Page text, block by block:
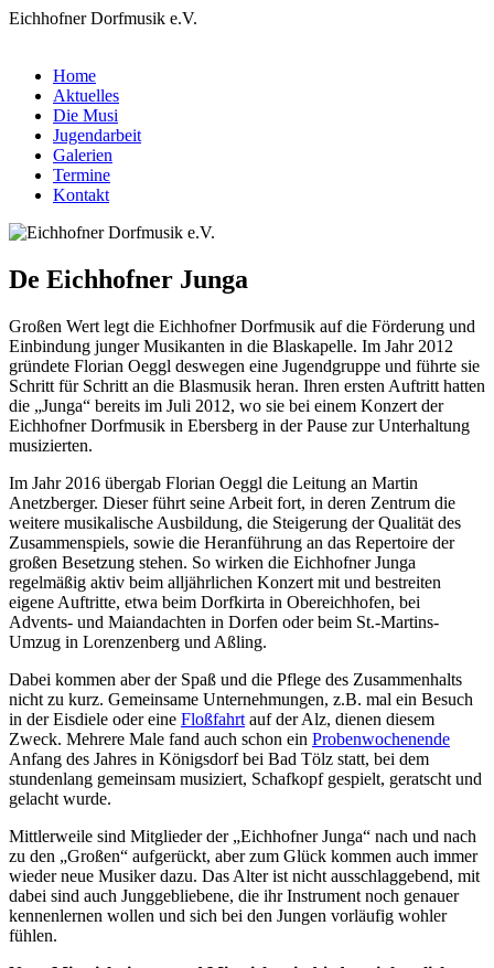
Eichhofner Dorfmusik e.V.
Home
Aktuelles
Die Musi
Jugendarbeit
Galerien
Termine
Kontakt
De Eichhofner Junga
Großen Wert legt die Eichhofner Dorfmusik auf die Förderung und
Einbindung junger Musikanten in die Blaskapelle. Im Jahr 2012
gründete Florian Oeggl deswegen eine Jugendgruppe und führte sie
Schritt für Schritt an die Blasmusik heran. Ihren ersten Auftritt hatten
die „Junga“ bereits im Juli 2012, wo sie bei einem Konzert der
Eichhofner Dorfmusik in Ebersberg in der Pause zur Unterhaltung
musizierten.
Im Jahr 2016 übergab Florian Oeggl die Leitung an Martin
Anetzberger. Dieser führt seine Arbeit fort, in deren Zentrum die
weitere musikalische Ausbildung, die Steigerung der Qualität des
Zusammenspiels, sowie die Heranführung an das Repertoire der
großen Besetzung stehen. So wirken die Eichhofner Junga
regelmäßig aktiv beim alljährlichen Konzert mit und bestreiten
eigene Auftritte, etwa beim Dorfkirta in Obereichhofen, bei
Advents- und Maiandachten in Dorfen oder beim St.-Martins-
Umzug in Lorenzenberg und Aßling.
Dabei kommen aber der Spaß und die Pflege des Zusammenhalts
nicht zu kurz. Gemeinsame Unternehmungen, z.B. mal ein Besuch
in der Eisdiele oder eine Floßfahrt auf der Alz, dienen diesem
Zweck. Mehrere Male fand auch schon ein Probenwochenende
Anfang des Jahres in Königsdorf bei Bad Tölz statt, bei dem
stundenlang gemeinsam musiziert, Schafkopf gespielt, geratscht und
gelacht wurde.
Mittlerweile sind Mitglieder der „Eichhofner Junga“ nach und nach
zu den „Großen“ aufgerückt, aber zum Glück kommen auch immer
wieder neue Musiker dazu. Das Alter ist nicht ausschlaggebend, mit
dabei sind auch Junggebliebene, die ihr Instrument noch genauer
kennenlernen wollen und sich bei den Jungen vorläufig wohler
fühlen.